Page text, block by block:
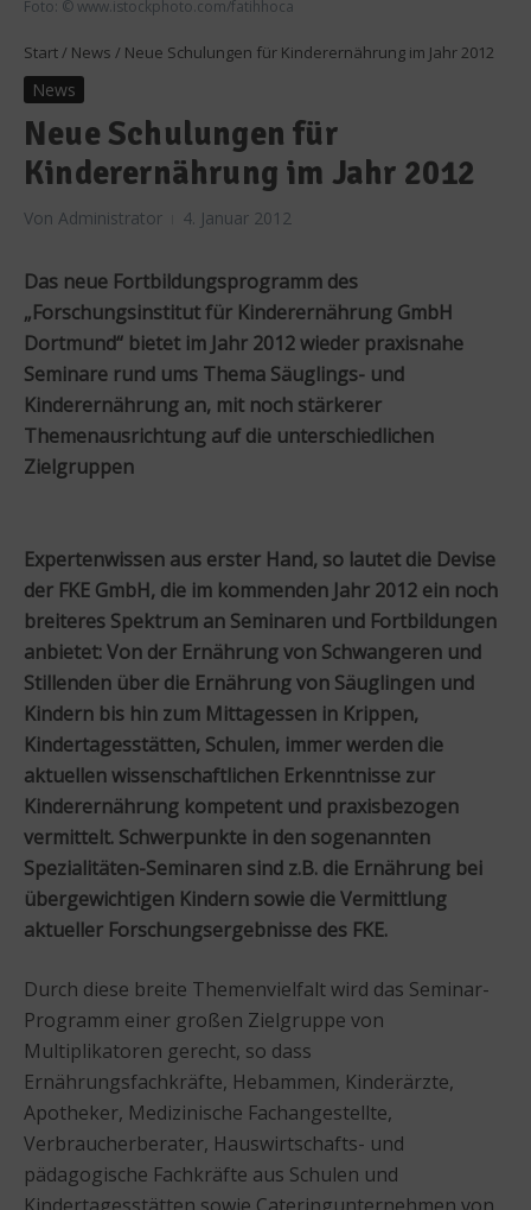
Foto: © www.istockphoto.com/fatihhoca
Start / News / Neue Schulungen für Kinderernährung im Jahr 2012
News
Neue Schulungen für
Kinderernährung im Jahr 2012
Von Administrator 4. Januar 2012
Das neue Fortbildungsprogramm des
„Forschungsinstitut für Kinderernährung GmbH
Dortmund“ bietet im Jahr 2012 wieder praxisnahe
Seminare rund ums Thema Säuglings- und
Kinderernährung an, mit noch stärkerer
Themenausrichtung auf die unterschiedlichen
Zielgruppen
Expertenwissen aus erster Hand, so lautet die Devise
der FKE GmbH, die im kommenden Jahr 2012 ein noch
breiteres Spektrum an Seminaren und Fortbildungen
anbietet: Von der Ernährung von Schwangeren und
Stillenden über die Ernährung von Säuglingen und
Kindern bis hin zum Mittagessen in Krippen,
Kindertagesstätten, Schulen, immer werden die
aktuellen wissenschaftlichen Erkenntnisse zur
Kinderernährung kompetent und praxisbezogen
vermittelt. Schwerpunkte in den sogenannten
Spezialitäten-Seminaren sind z.B. die Ernährung bei
übergewichtigen Kindern sowie die Vermittlung
aktueller Forschungsergebnisse des FKE.
Durch diese breite Themenvielfalt wird das Seminar-
Programm einer großen Zielgruppe von
Multiplikatoren gerecht, so dass
Ernährungsfachkräfte, Hebammen, Kinderärzte,
Apotheker, Medizinische Fachangestellte,
Verbraucherberater, Hauswirtschafts- und
pädagogische Fachkräfte aus Schulen und
Kindertagesstätten sowie Cateringunternehmen von